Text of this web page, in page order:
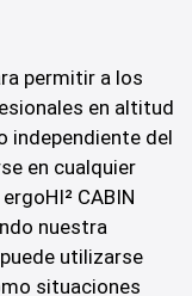
permitir a los
en altitud
independiente del
en cualquier
CABIN
nuestra
utilizarse
situaciones